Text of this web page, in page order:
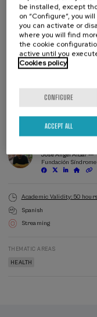
Este Curso de Verano
enfoque adecuado de las
Descripción de los
como de los criterios
diagnóstico precoz.
Actualización sobre
terapias génicas
Análisis del papel del
comorbilidades y
Waiting
José Ángel Aibar ---
Fundación
Academic Validity: 50 hours
Spanish
Streaming
THEMATIC AREAS
HEALTH
be installed, except
on “Configure”, you
you can activate or
where you will find
the cookie
active until you
Cookies policy
CONFIGURE
ACCEPT ALL